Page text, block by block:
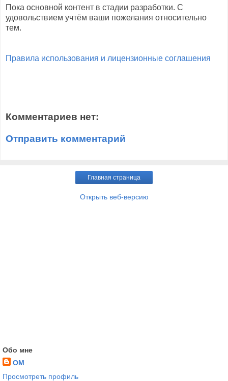
Пока основной контент в стадии разработки. С
удовольствием учтём ваши пожелания относительно
тем.
Правила использования и лицензионные соглашения
Комментариев нет:
Отправить комментарий
Главная страница
Открыть веб-версию
Обо мне
OM
Просмотреть профиль